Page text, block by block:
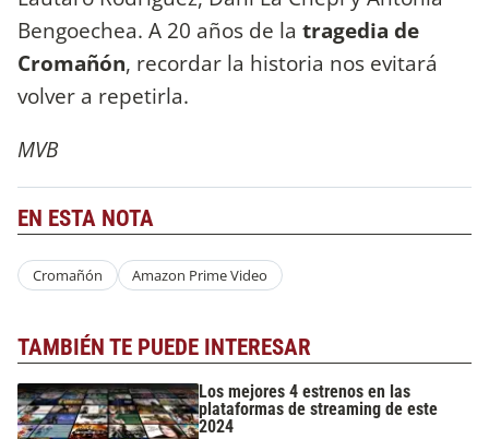
Bengoechea. A 20 años de la tragedia de
Cromañón, recordar la historia nos evitará
volver a repetirla.
MVB
EN ESTA NOTA
Cromañón Amazon Prime Video
TAMBIÉN TE PUEDE INTERESAR
Los mejores 4 estrenos en las
plataformas de streaming de este
2024